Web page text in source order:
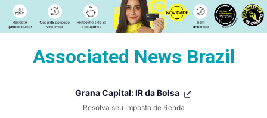
Associated News Brazil
Grana Capital: IR da Bolsa
Resolva seu Imposto de Renda